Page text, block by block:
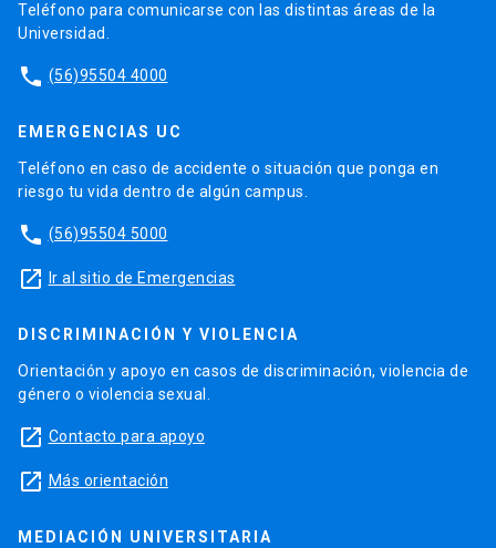
Teléfono para comunicarse con las distintas áreas de la
Universidad.
phone (56)95504 4000
EMERGENCIAS UC
Teléfono en caso de accidente o situación que ponga en
riesgo tu vida dentro de algún campus.
phone (56)95504 5000
launch Ir al sitio de Emergencias
DISCRIMINACIÓN Y VIOLENCIA
Orientación y apoyo en casos de discriminación, violencia de
género o violencia sexual.
launch Contacto para apoyo
launch Más orientación
MEDIACIÓN UNIVERSITARIA